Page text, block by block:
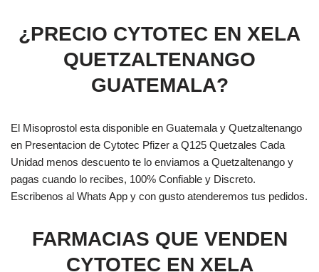
¿PRECIO CYTOTEC EN XELA
QUETZALTENANGO
GUATEMALA?
El Misoprostol esta disponible en Guatemala y Quetzaltenango
en Presentacion de Cytotec Pfizer a Q125 Quetzales Cada
Unidad menos descuento te lo enviamos a Quetzaltenango y
pagas cuando lo recibes, 100% Confiable y Discreto.
Escribenos al Whats App y con gusto atenderemos tus pedidos.
FARMACIAS QUE VENDEN
CYTOTEC EN XELA